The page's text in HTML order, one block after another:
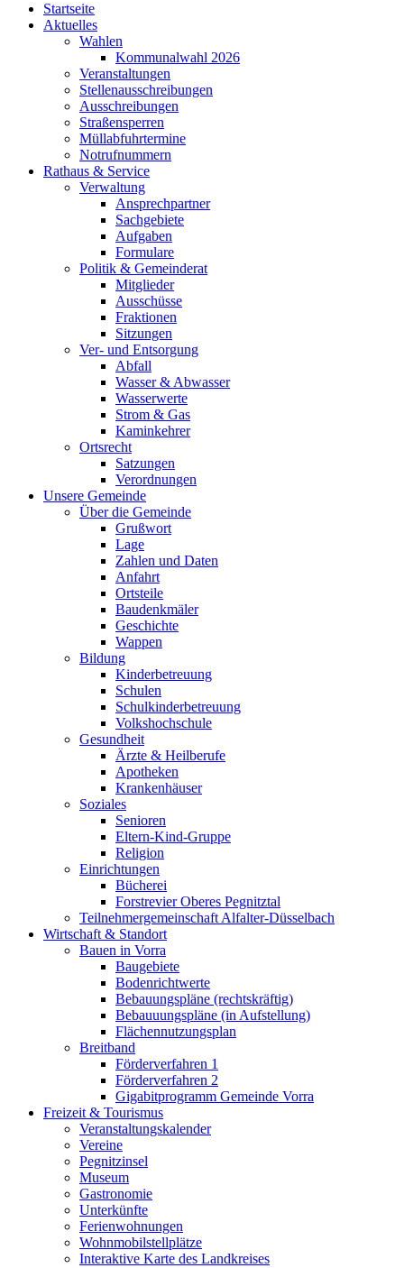
Startseite
Aktuelles
Wahlen
Kommunalwahl 2026
Veranstaltungen
Stellenausschreibungen
Ausschreibungen
Straßensperren
Müllabfuhrtermine
Notrufnummern
Rathaus & Service
Verwaltung
Ansprechpartner
Sachgebiete
Aufgaben
Formulare
Politik & Gemeinderat
Mitglieder
Ausschüsse
Fraktionen
Sitzungen
Ver- und Entsorgung
Abfall
Wasser & Abwasser
Wasserwerte
Strom & Gas
Kaminkehrer
Ortsrecht
Satzungen
Verordnungen
Unsere Gemeinde
Über die Gemeinde
Grußwort
Lage
Zahlen und Daten
Anfahrt
Ortsteile
Baudenkmäler
Geschichte
Wappen
Bildung
Kinderbetreuung
Schulen
Schulkinderbetreuung
Volkshochschule
Gesundheit
Ärzte & Heilberufe
Apotheken
Krankenhäuser
Soziales
Senioren
Eltern-Kind-Gruppe
Religion
Einrichtungen
Bücherei
Forstrevier Oberes Pegnitztal
Teilnehmergemeinschaft Alfalter-Düsselbach
Wirtschaft & Standort
Bauen in Vorra
Baugebiete
Bodenrichtwerte
Bebauungspläne (rechtskräftig)
Bebauuungspläne (in Aufstellung)
Flächennutzungsplan
Breitband
Förderverfahren 1
Förderverfahren 2
Gigabitprogramm Gemeinde Vorra
Freizeit & Tourismus
Veranstaltungskalender
Vereine
Pegnitzinsel
Museum
Gastronomie
Unterkünfte
Ferienwohnungen
Wohnmobilstellplätze
Interaktive Karte des Landkreises